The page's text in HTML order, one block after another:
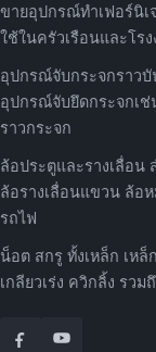
ขายอุปกรณ์ทำเฟอร์นิเ
ใช้ในครัวเรือนและโร
อุปกรณ์จับกระจกราวบั
อุปกรณ์จับยึดกระจกเช่
ราวกระจก
ล้อประตูและรางเลื่อน
ล้อรางเลื่อนแขวน ล้อ
รถไฟ
น็อต สกรู ทั้งเหล็ก เห
เกลียวเร่ง ควิกลิ้ง รว